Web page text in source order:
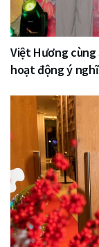
Việt Hương
hoạt động ý